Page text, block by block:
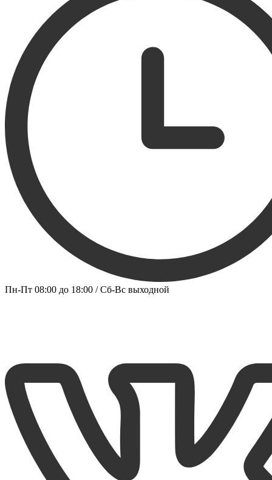
Пн-Пт 08:00 до 18:00 / Сб-Вс выходной